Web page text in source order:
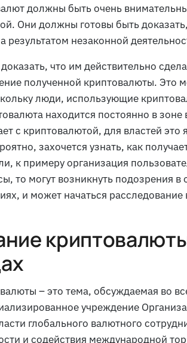
должны быть очень
Они должны готовы быть
результатом незаконной
что им действительно
полученной криптовалюты. Это
люди, использующие
находится постоянно в
с криптовалютой, для властей
захочется узнать, как
к примеру организация
то могут возникнуть подозрения
и может начаться
– это тема, обсуждаемая во
учреждение
глобального валютного
и содействия международной